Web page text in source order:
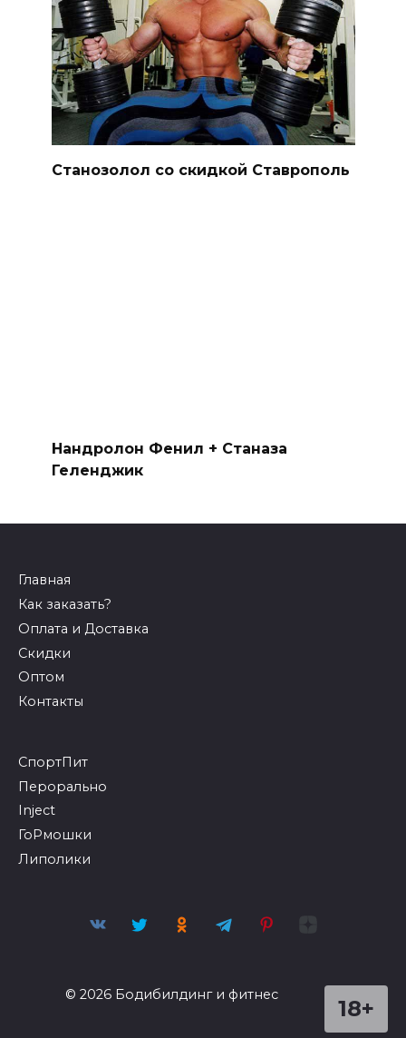
Нандролон Фенил + Станаза
Геленджик
Как заказать?
Оплата и Доставка
Скидки
Оптом
Контакты
ГоРмошки